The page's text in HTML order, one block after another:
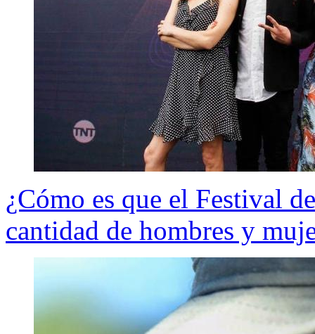
¿Cómo es que el Festival
cantidad de hombres y